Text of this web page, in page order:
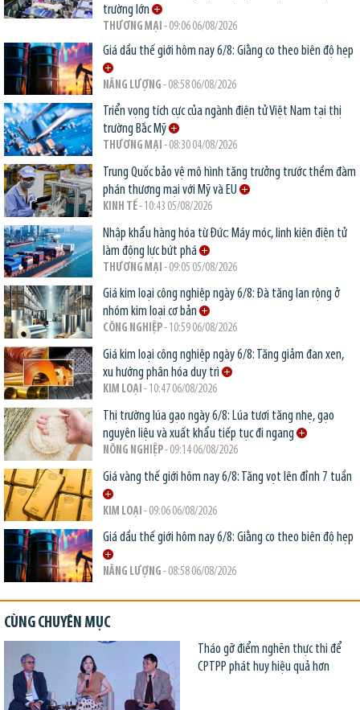
trường lớn
THƯƠNG MẠI - 09:06 06/08/2026
Giá dầu thế giới hôm nay 6/8: Giằng co theo biên độ hẹp
NĂNG LƯỢNG - 08:58 06/08/2026
Triển vọng tích cực của ngành điện tử Việt Nam tại thị
trường Bắc Mỹ
THƯƠNG MẠI - 08:30 04/08/2026
Trung Quốc bảo vệ mô hình tăng trưởng trước thềm đàm
phán thương mại với Mỹ và EU
KINH TẾ- 10:43 05/08/2026
Nhập khẩu hàng hóa từ Đức: Máy móc, linh kiện điện tử
làm động lực bứt phá
THƯƠNG MẠI - 09:05 05/08/2026
Giá kim loại công nghiệp ngày 6/8: Đà tăng lan rộng ở
nhóm kim loại cơ bản
CÔNG NGHIỆP- 10:59 06/08/2026
Giá kim loại công nghiệp ngày 6/8: Tăng giảm đan xen,
xu hướng phân hóa duy trì
KIM LOẠI - 10:47 06/08/2026
Thị trường lúa gạo ngày 6/8: Lúa tươi tăng nhẹ, gạo
nguyên liệu và xuất khẩu tiếp tục đi ngang
NÔNG NGHIỆP- 09:14 06/08/2026
Giá vàng thế giới hôm nay 6/8: Tăng vọt lên đỉnh 7 tuần
KIM LOẠI - 09:06 06/08/2026
Giá dầu thế giới hôm nay 6/8: Giằng co theo biên độ hẹp
NĂNG LƯỢNG - 08:58 06/08/2026
CÙNG CHUYÊN MỤC
Tháo gỡ điểm nghẽn thực thi để
CPTPP phát huy hiệu quả hơn